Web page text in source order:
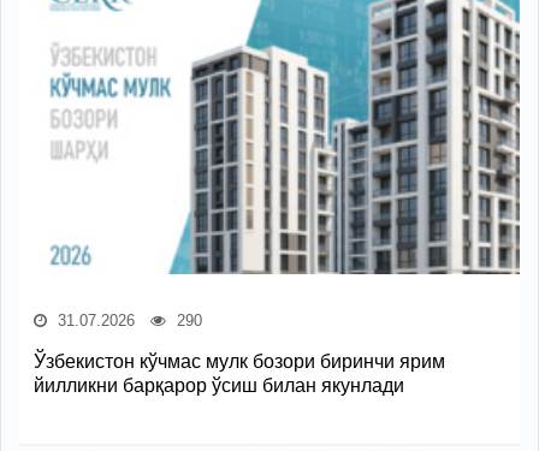
31.07.2026 290
Ўзбекистон кўчмас мулк бозори биринчи ярим
йилликни барқарор ўсиш билан якунлади